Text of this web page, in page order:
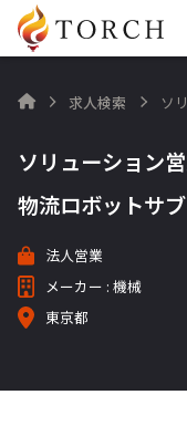
 求人検索 ソ
ソリューション
物流ロボットサ
法人営業
メーカー : 機械
東京都